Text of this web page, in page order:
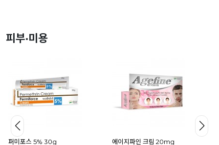
피부·미용
퍼미포스 5% 30g
에이지파인 크림 20mg